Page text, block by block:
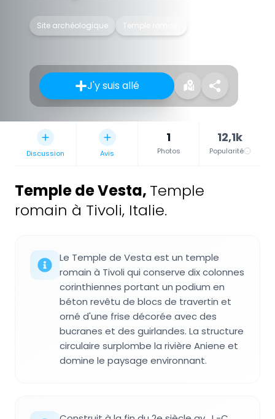
Site archéologique Temple romain
J'y suis allé
Discussion Avis
1
Photos
12,1k
Popularité
Temple de Vesta, Temple
romain à Tivoli, Italie.
Le Temple de Vesta est un temple
romain à Tivoli qui conserve dix colonnes
corinthiennes portant un podium en
béton revêtu de blocs de travertin et
orné d'une frise décorée avec des
bucranes et des guirlandes. La structure
circulaire surplombe la rivière Aniene et
domine le paysage environnant.